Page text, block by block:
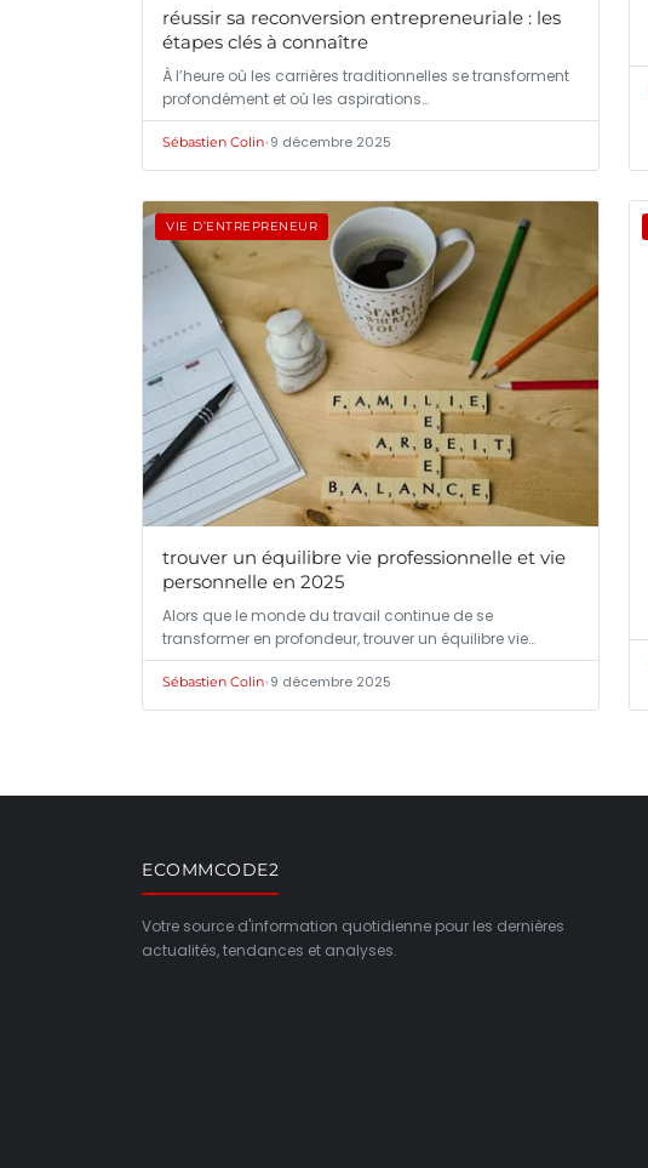
réussir sa reconversion entrepreneuriale : les
étapes clés à connaître
À l’heure où les carrières traditionnelles se transforment
profondément et où les aspirations…
Sébastien Colin•9 décembre 2025
VIE D’ENTREPRENEUR
trouver un équilibre vie professionnelle et vie
personnelle en 2025
Alors que le monde du travail continue de se
transformer en profondeur, trouver un équilibre vie…
Sébastien Colin•9 décembre 2025
ECOMMCODE2
Votre source d'information quotidienne pour les dernières
actualités, tendances et analyses.